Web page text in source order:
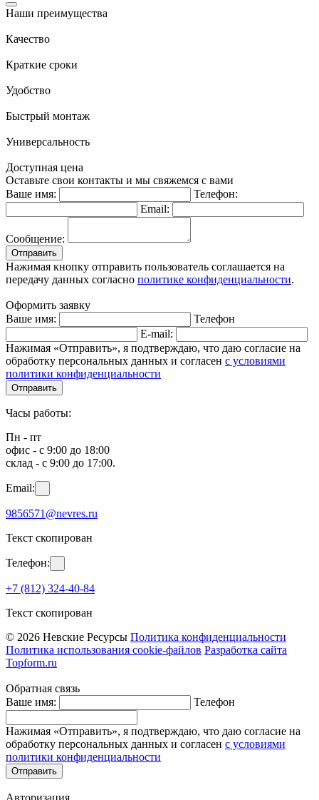
Наши преимущества
Качество
Краткие сроки
Удобство
Быстрый монтаж
Универсальность
Доступная цена
Оставьте свои контакты и мы свяжемся с вами
Ваше имя:
Телефон:
Email:
Сообщение:
Отправить
Нажимая кнопку отправить пользователь соглашается на
передачу данных согласно политике конфиденциальности.
Оформить заявку
Ваше имя:
Телефон
E-mail:
Нажимая «Отправить», я подтверждаю, что даю согласие на
обработку персональных данных и согласен с условиями
политики конфиденциальности
Отправить
Часы работы:
Пн - пт
офис - с 9:00 до 18:00
склад - с 9:00 до 17:00.
Email:
9856571@nevres.ru
Текст скопирован
Телефон:
+7 (812) 324-40-84
Текст скопирован
© 2026 Невские Ресурсы Политика конфиденциальности
Политика использования cookie-файлов Разработка сайта
Topform.ru
Обратная связь
Ваше имя:
Телефон
Нажимая «Отправить», я подтверждаю, что даю согласие на
обработку персональных данных и согласен с условиями
политики конфиденциальности
Отправить
Авторизация